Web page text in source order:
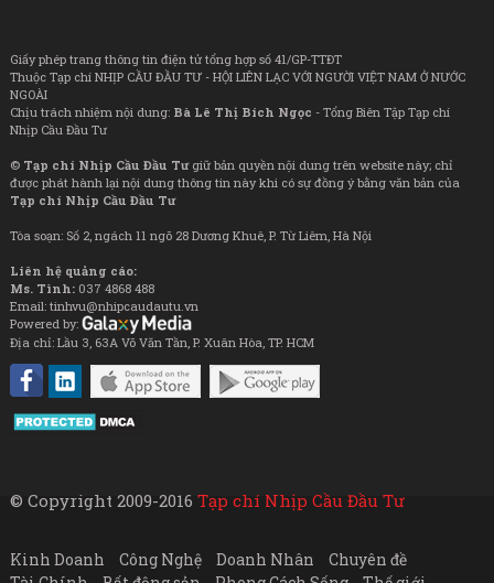
Giấy phép trang thông tin điện tử tổng hợp số 41/GP-TTĐT
Thuộc Tạp chí NHỊP CẦU ĐẦU TƯ - HỘI LIÊN LẠC VỚI NGƯỜI VIỆT NAM Ở NƯỚC
NGOÀI
Chịu trách nhiệm nội dung: Bà Lê Thị Bích Ngọc - Tổng Biên Tập Tạp chí
Nhịp Cầu Đầu Tư
© Tạp chí Nhịp Cầu Đầu Tưgiữ bản quyền nội dung trên website này; chỉ
được phát hành lại nội dung thông tin này khi có sự đồng ý bằng văn bản của
Tạp chí Nhịp Cầu Đầu Tư
Tòa soạn: Số 2, ngách 11 ngõ 28 Dương Khuê, P. Từ Liêm, Hà Nội
Liên hệ quảng cáo:
Ms. Tình: 037 4868 488
Email: tinhvu@nhipcaudautu.vn
Powered by:
Địa chỉ: Lầu 3, 63A Võ Văn Tần, P. Xuân Hòa, TP. HCM
© Copyright 2009-2016 Tạp chí Nhịp Cầu Đầu Tư
Kinh Doanh Công Nghệ Doanh Nhân
Chuyên đề